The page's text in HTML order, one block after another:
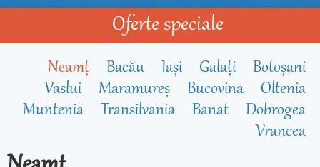
Oferte speciale
Neamț Bacău Iași Galați
Botoșani
Vaslui
Maramureș Bucovina
Oltenia
Muntenia
Transilvania Banat
Dobrogea
Vrancea